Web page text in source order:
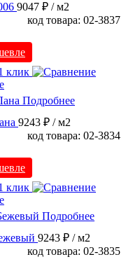
9047 ₽ / м2
код товара: 02-3837
клик
Подробнее
9243 ₽ / м2
код товара: 02-3834
клик
Подробнее
9243 ₽ / м2
код товара: 02-3835